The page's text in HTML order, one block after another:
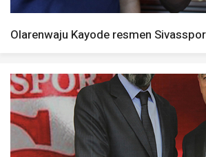
Olarenwaju Kayode resmen